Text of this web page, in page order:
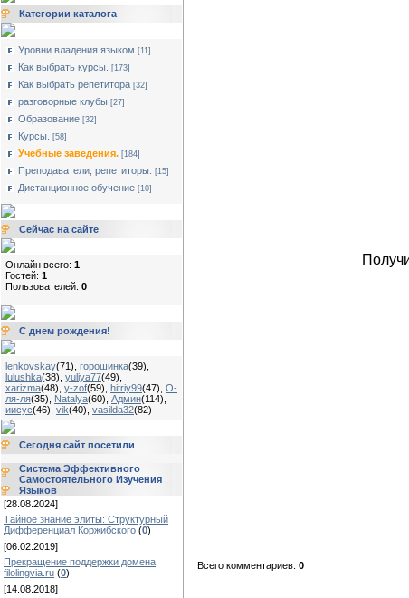
Категории каталога
Уровни владения языком [11]
Как выбрать курсы. [173]
Как выбрать репетитора [32]
разговорные клубы [27]
Образование [32]
Курсы. [58]
Учебные заведения. [184]
Преподаватели, репетиторы. [15]
Дистанционное обучение [10]
Сейчас на сайте
Онлайн всего: 1
Гостей: 1
Пользователей: 0
С днем рождения!
lenkovskay(71) горошинка(39)
lulushka(38) yuliya77(49)
xarizma(48) y-zof(59) hitriy99(47) О-
ля-ля(35) Natalya(60) Админ(114)
иисус(46) vik(40) vasilda32(82)
Сегодня сайт посетили
Система Эффективного
Самостоятельного Изучения
Языков
[28.08.2024]
Тайное знание элиты: Структурный
Дифференциал Коржибского (0)
[06.02.2019]
Прекращение поддержки домена
filolingvia.ru (0)
[14.08.2018]
Всего комментариев: 0